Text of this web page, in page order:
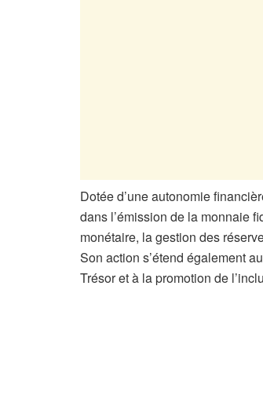
Dotée d’une autonomie
dans l’émission de la monnaie
monétaire, la gestion des
Son action s’étend également
Trésor et à la promotion de